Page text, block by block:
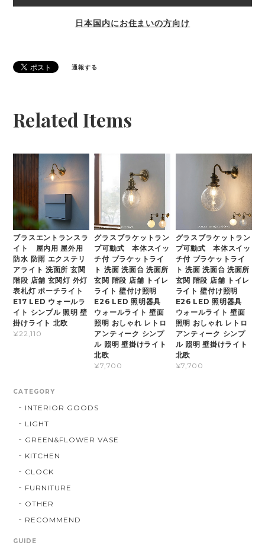
日本国内にお住まいの方向け
通報する
Related Items
ブラスエントランスラ
イト 屋内用 屋外用
防水 防雨 エクステリ
アライト 洗面所 玄関
階段 店舗 玄関灯 外灯
表札灯 ポーチライト
E17 LED ウォールラ
イト シンプル 照明 壁
掛けライト 北欧
¥22,110
グラスブラケットラン
プ可動式 本体スイッ
チ付 ブラケットライ
ト 洗面 洗面台 洗面所
玄関 階段 店舗 トイレ
ライト 壁付け照明
E26 LED 照明器具
ウォールライト 壁面
照明 おしゃれ レトロ
アンティーク シンプ
ル 照明 壁掛けライト
北欧
¥7,700
グラスブラケットラン
プ可動式 本体スイッ
チ付 ブラケットライ
ト 洗面 洗面台 洗面所
玄関 階段 店舗 トイレ
ライト 壁付け照明
E26 LED 照明器具
ウォールライト 壁面
照明 おしゃれ レトロ
アンティーク シンプ
ル 照明 壁掛けライト
北欧
¥7,700
CATEGORY
INTERIOR GOODS
LIGHT
GREEN&FLOWER VASE
KITCHEN
CLOCK
FURNITURE
OTHER
RECOMMEND
GUIDE